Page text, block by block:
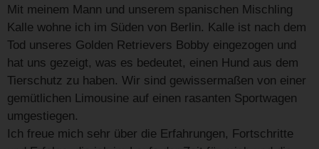
Mit meinem Mann und unserem spanischen Mischling
Kalle wohne ich im Süden von Berlin. Kalle ist nach dem
Tod unseres Golden Retrievers Bobby eingezogen und
hat uns gezeigt, was es bedeutet, einen Hund aus dem
Tierschutz zu haben. Wir sind gewissermaßen von einer
gemütlichen Limousine auf einen rasanten Sportwagen
umgestiegen.
Ich freue mich sehr über die Erfahrungen, Fortschritte